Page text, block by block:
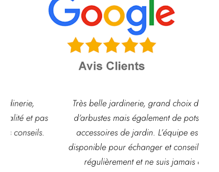
Très belle jardinerie, grand choix de fleurs et
d’arbustes mais également de pots ou autre
accessoires de jardin. L’équipe est souvent
disponible pour échanger et conseiller. J’y vais
régulièrement et ne suis jamais déçue.